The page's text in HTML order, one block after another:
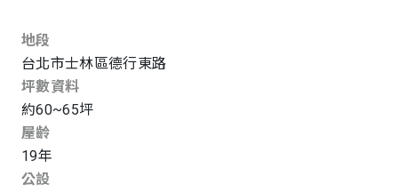
地段
台北市士林區德行東路
坪數資料
約60~65坪
屋齡
19年
公設